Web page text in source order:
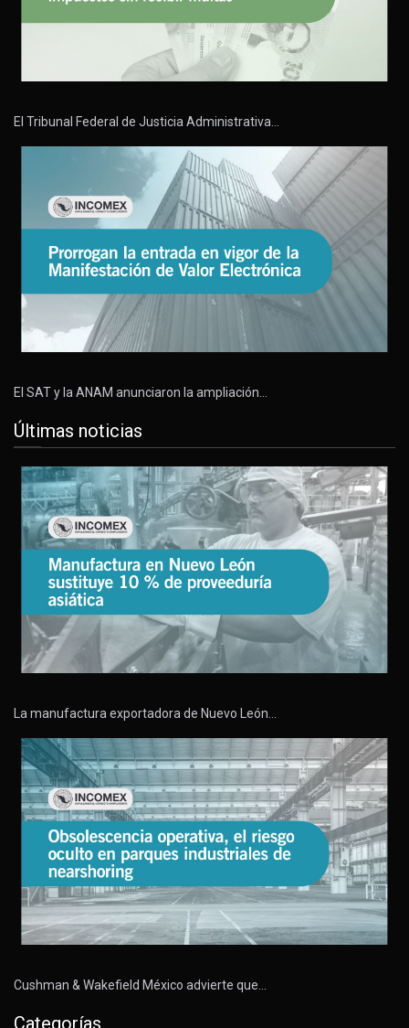
El Tribunal Federal de Justicia Administrativa…
El SAT y la ANAM anunciaron la ampliación…
Últimas noticias
La manufactura exportadora de Nuevo León…
Cushman & Wakefield México advierte que…
Categorías